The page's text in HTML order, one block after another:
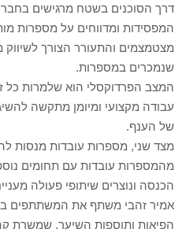
דרך הסוכנים בשטח מרגישים
המפסידות ומדווחים על מספרות
מצטמצמים והתעורר הצורך לשיווק
שנמכרים במספרות.
המצב הפרדוקסלי הוא שלמרות כל
עבודה מקצועי ומיומן מתקשה
של הענף.
מצד שני, מספרות עובדות מנסות
מהמספרות עובדות עם תחומים
הכנסה ונוצרים שיתופי פעולה
אמיר זהבי משתף את המשתתפים
הפיאות ותוספות השיער, שמשרת